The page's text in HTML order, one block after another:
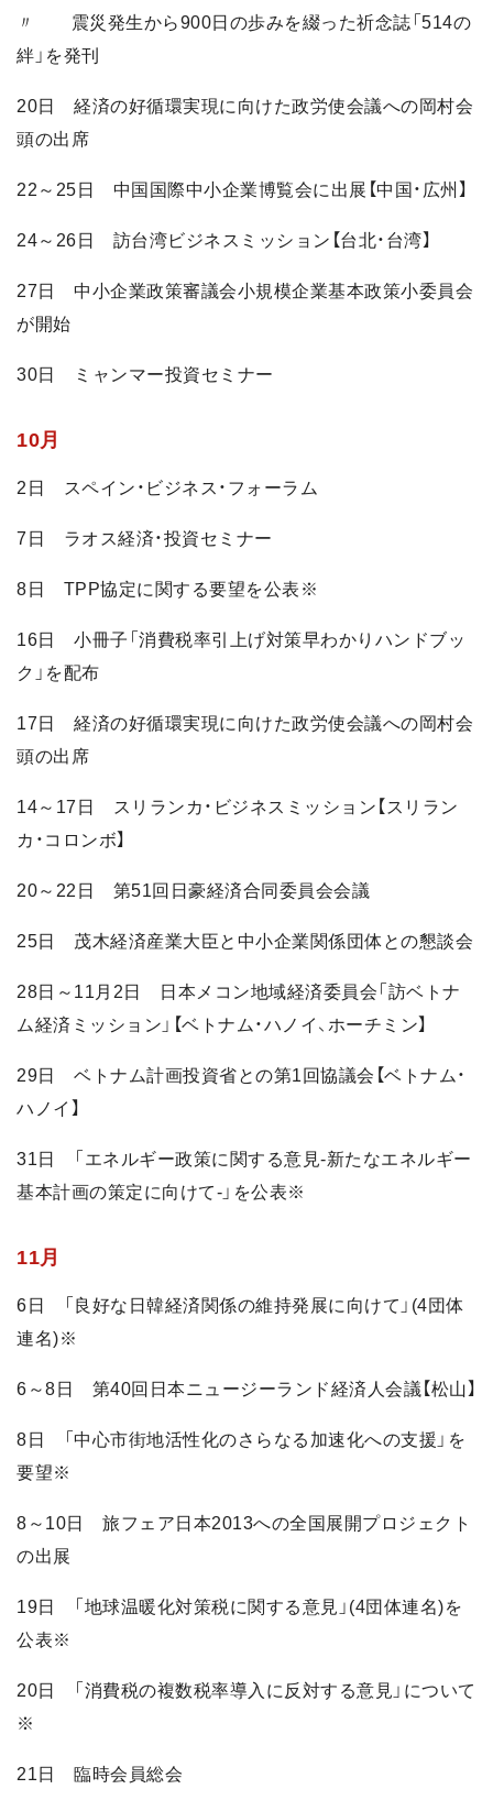
〃 震災発生から900日の歩みを綴った祈念誌「514の
絆」を発刊
20日 経済の好循環実現に向けた政労使会議への岡村会
頭の出席
22～25日 中国国際中小企業博覧会に出展【中国・広州】
24～26日 訪台湾ビジネスミッション【台北・台湾】
27日 中小企業政策審議会小規模企業基本政策小委員会
が開始
30日 ミャンマー投資セミナー
10月
2日 スペイン・ビジネス・フォーラム
7日 ラオス経済・投資セミナー
8日 TPP協定に関する要望を公表※
16日 小冊子「消費税率引上げ対策早わかりハンドブッ
ク」を配布
17日 経済の好循環実現に向けた政労使会議への岡村会
頭の出席
14～17日 スリランカ・ビジネスミッション【スリラン
カ・コロンボ】
20～22日 第51回日豪経済合同委員会会議
25日 茂木経済産業大臣と中小企業関係団体との懇談会
28日～11月2日 日本メコン地域経済委員会「訪ベトナ
ム経済ミッション」【ベトナム・ハノイ、ホーチミン】
29日 ベトナム計画投資省との第1回協議会【ベトナム・
ハノイ】
31日 「エネルギー政策に関する意見-新たなエネルギー
基本計画の策定に向けて-」を公表※
11月
6日 「良好な日韓経済関係の維持発展に向けて」(4団体
連名)※
6～8日 第40回日本ニュージーランド経済人会議【松山】
8日 「中心市街地活性化のさらなる加速化への支援」を
要望※
8～10日 旅フェア日本2013への全国展開プロジェクト
の出展
19日 「地球温暖化対策税に関する意見」(4団体連名)を
公表※
20日 「消費税の複数税率導入に反対する意見」について
※
21日 臨時会員総会